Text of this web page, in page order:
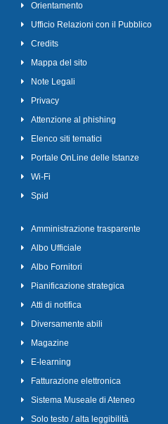
Orientamento
Ufficio Relazioni con il Pubblico
Credits
Mappa del sito
Note Legali
Privacy
Attenzione al phishing
Elenco siti tematici
Portale OnLine delle Istanze
Wi-Fi
Spid
Amministrazione trasparente
Albo Ufficiale
Albo Fornitori
Pianificazione strategica
Atti di notifica
Diversamente abili
Magazine
E-learning
Fatturazione elettronica
Sistema Museale di Ateneo
Solo testo / alta leggibilità